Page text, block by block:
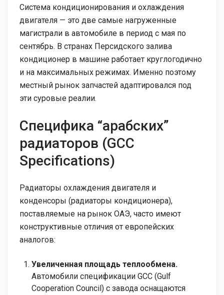
Система кондиционирования и охлаждения
двигателя — это две самые нагруженные
магистрали в автомобиле в период с мая по
сентябрь. В странах Персидского залива
кондиционер в машине работает круглогодично
и на максимальных режимах. Именно поэтому
местный рынок запчастей адаптировался под
эти суровые реалии.
Специфика “арабских”
радиаторов (GCC
Specifications)
Радиаторы охлаждения двигателя и
конденсоры (радиаторы кондиционера),
поставляемые на рынок ОАЭ, часто имеют
конструктивные отличия от европейских
аналогов:
Увеличенная площадь теплообмена.
Автомобили спецификации GCC (Gulf
Cooperation Council) с завода оснащаются